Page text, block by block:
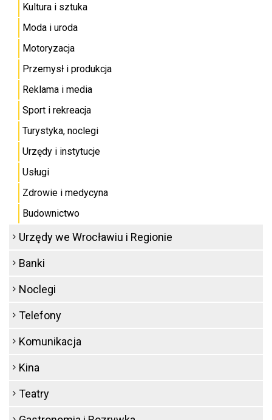
Kultura i sztuka
Moda i uroda
Motoryzacja
Przemysł i produkcja
Reklama i media
Sport i rekreacja
Turystyka, noclegi
Urzędy i instytucje
Usługi
Zdrowie i medycyna
Budownictwo
Urzędy we Wrocławiu i Regionie
Banki
Noclegi
Telefony
Komunikacja
Kina
Teatry